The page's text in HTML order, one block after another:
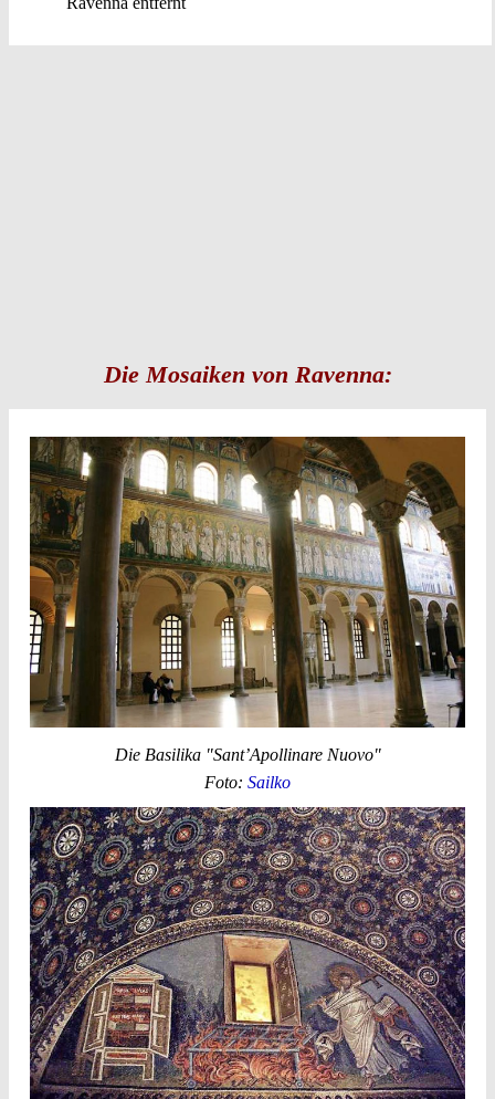
Die Mosaiken von Ravenna:
Die Basilika "Sant’Apollinare Nuovo"
Foto: Sailko